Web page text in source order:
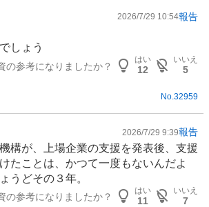
2026/7/29 10:54報告
しょう
の参考になりましたか？
はい
12
いいえ
5
No. 32959
2026/7/29 9:39報告
構が、上場企業の支援を発表後、支援
たことは、かつて一度もないんだよ
うどその３年。
の参考になりましたか？
はい
11
いいえ
7